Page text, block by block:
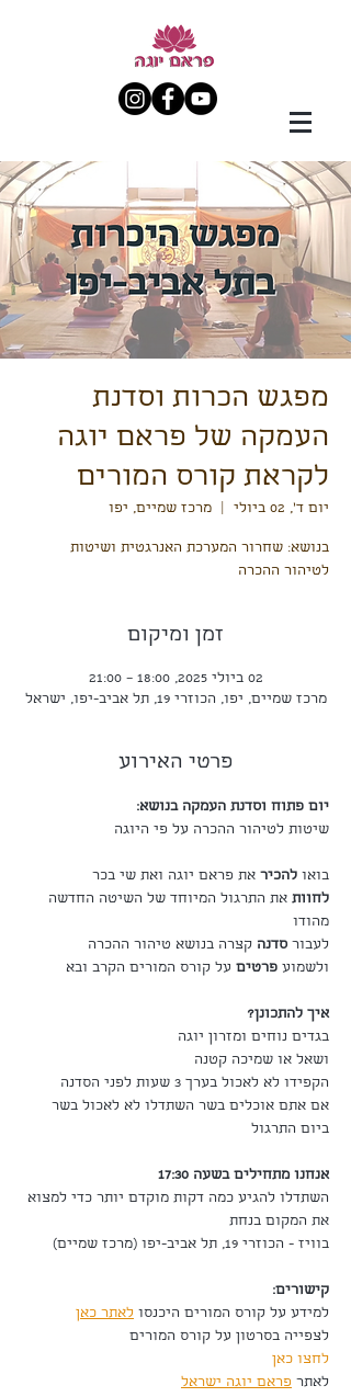
מפגש הכרות וסדנת
העמקה של פראם יוגה
לקראת קורס המורים
יום ד׳, 02 ביולי מרכז שמיים, יפו
בנושא: שחרור המערכת האנרגטית ושיטות
לטיהור ההכרה
זמן ומיקום
02 ביולי 2025, 18:00 – 21:00
מרכז שמיים, יפו, הכוזרי 19, תל אביב-יפו, ישראל
פרטי האירוע
יום פתוח וסדנת העמקה בנושא:
שיטות לטיהור ההכרה על פי היוגה
בואו להכיר את פראם יוגה ואת שי בכר
לחוות את התרגול המיוחד של השיטה החדשה
מהודו
לעבור סדנה קצרה בנושא טיהור ההכרה
ולשמוע פרטים על קורס המורים הקרב ובא
איך להתכונן?
בגדים נוחים ומזרון יוגה
ושאל או שמיכה קטנה
הקפידו לא לאכול בערך 3 שעות לפני הסדנה
אם אתם אוכלים בשר השתדלו לא לאכול בשר
ביום התרגול
אנחנו מתחילים בשעה 17:30
השתדלו להגיע כמה דקות מוקדם יותר כדי למצוא
את המקום בנחת
בוויז - הכוזרי 19, תל אביב-יפו (מרכז שמיים)
קישורים:
למידע על קורס המורים היכנסו לאתר כאן
לצפייה בסרטון על קורס המורים
לחצו כאן
לאתר פראם יוגה ישראל